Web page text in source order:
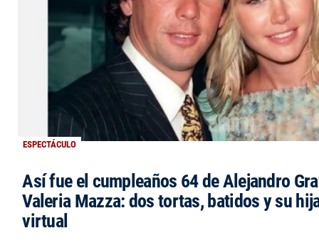
ESPECTÁCULO
Así fue el cumpleaños 64 de Alejandro
Valeria Mazza: dos tortas, batidos y su
virtual